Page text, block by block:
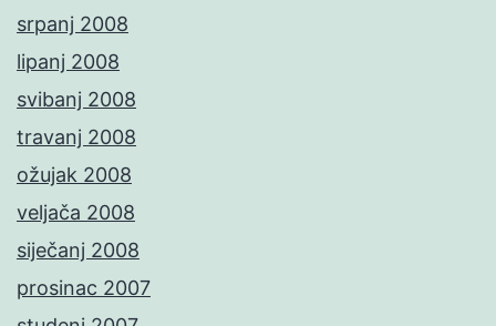
srpanj 2008
lipanj 2008
svibanj 2008
travanj 2008
ožujak 2008
veljača 2008
siječanj 2008
prosinac 2007